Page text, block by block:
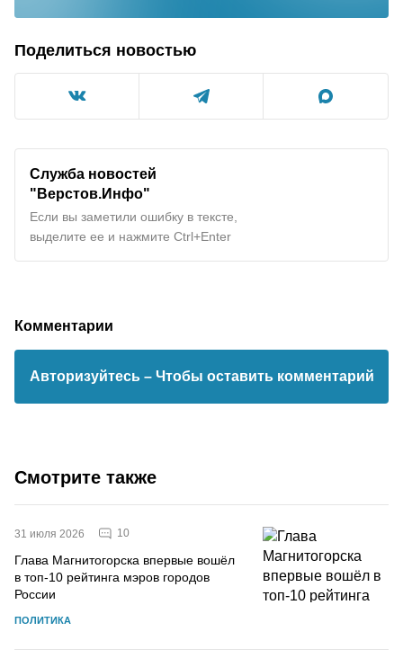
Поделиться новостью
Служба новостей
"Верстов.Инфо"
Если вы заметили ошибку в тексте,
выделите ее и нажмите Ctrl+Enter
Комментарии
Авторизуйтесь – Чтобы оставить комментарий
Смотрите также
31 июля 2026 10
Глава Магнитогорска впервые вошёл
в топ-10 рейтинга мэров городов
России
ПОЛИТИКА